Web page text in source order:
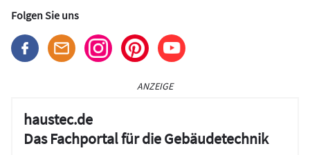
Folgen Sie uns
ANZEIGE
haustec.de
Das Fachportal für die Gebäudetechnik